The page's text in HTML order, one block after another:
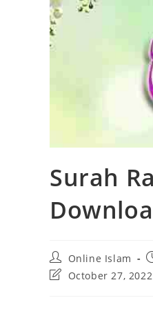
Surah
Post
author:
Online Islam
PostOctober 27, 2022